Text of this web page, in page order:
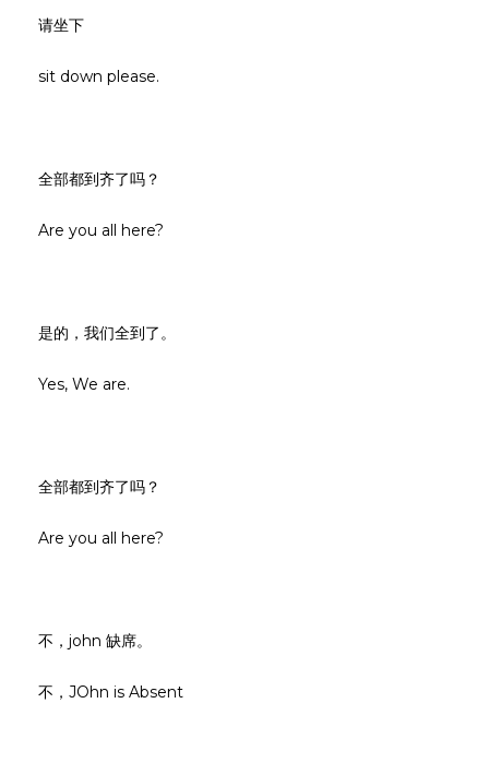
请坐下
sit down please.
全部都到齐了吗？
Are you all here?
是的，我们全到了。
Yes, We are.
全部都到齐了吗？
Are you all here?
不，john 缺席。
不，JOhn is Absent